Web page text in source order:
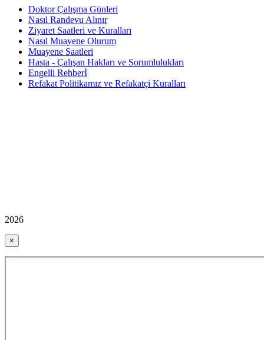
Doktor Çalışma Günleri
Nasıl Randevu Alınır
Ziyaret Saatleri ve Kuralları
Nasıl Muayene Olurum
Muayene Saatleri
Hasta - Çalışan Hakları ve Sorumlulukları
Engelli Rehberİ
Refakat Politikamız ve Refakatçi Kuralları
2026
×